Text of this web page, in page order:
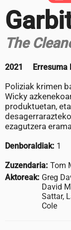
The
2021 Erresuma
Poliziak krimen
Wicky
produktuetan,
ezagutzera
Denboraldiak: 1
Zuzendaria: Tom
Aktoreak: Greg
David
Sattar,
Cole